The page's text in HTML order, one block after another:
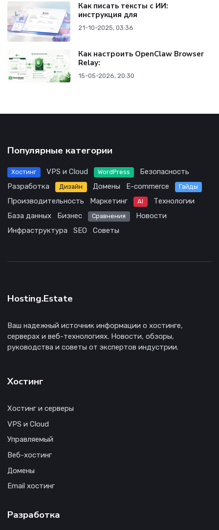
Как писать тексты с ИИ:
инструкция для
21-10-2025, 03:36
Как настроить OpenClaw Browser
Relay:
15-05-2026, 20:30
Популярные категории
Хостинг VPS и Cloud WordPress
Безопасность
Разработка
Дизайн Домены E-commerce Гайды
Производительность Маркетинг AI
Технологии
База данных
Бизнес Сравнения
Новости
Инфраструктура
SEO Советы
Hosting.Estate
Ваш надежный источник информации о хостинге,
серверах и веб-технологиях. Новости, обзоры,
руководства и советы от экспертов индустрии.
Хостинг
Хостинг и серверы
VPS и Cloud
Управляемый
Веб-хостинг
Домены
Email хостинг
Разработка